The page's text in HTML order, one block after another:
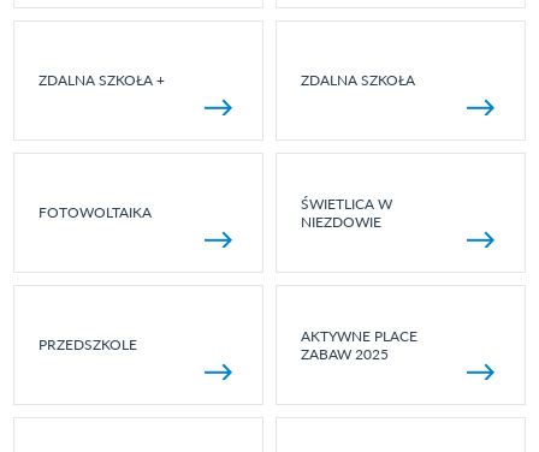
ZDALNA SZKOŁA + ZDALNA SZKOŁA
FOTOWOLTAIKA
ŚWIETLICA W
NIEZDOWIE
PRZEDSZKOLE
AKTYWNE PLACE
ZABAW 2025